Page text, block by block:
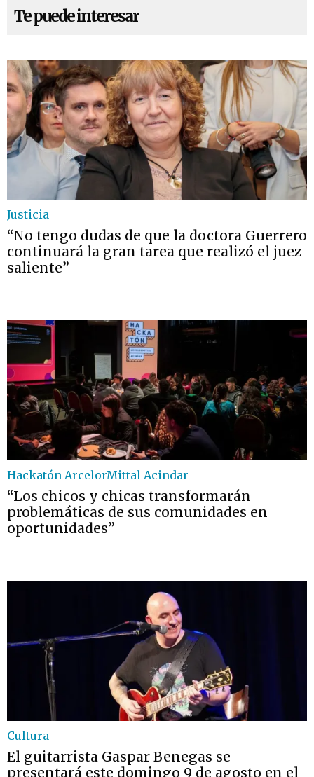
Te puede interesar
Justicia
“No tengo dudas de que la doctora Guerrero
continuará la gran tarea que realizó el juez
saliente”
Hackatón ArcelorMittal Acindar
“Los chicos y chicas transformarán
problemáticas de sus comunidades en
oportunidades”
Cultura
El guitarrista Gaspar Benegas se
presentará este domingo 9 de agosto en el